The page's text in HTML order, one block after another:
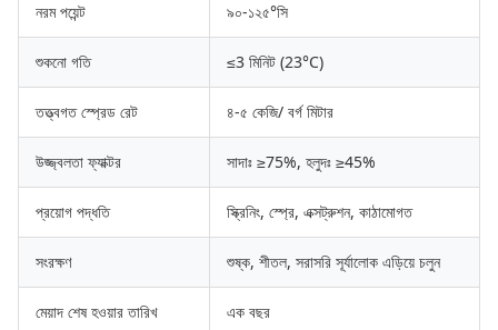
নরম পয়েন্ট ৯০-১২৫°সি
শুকনো গতি ≤3 মিনিট (23°C)
তত্ত্বগত স্প্রেড রেট ৪-৫ কেজি/ বর্গ মিটার
উজ্জ্বলতা ফ্যাক্টর সাদাঃ ≥75%, হলুদঃ ≥45%
প্রয়োগ পদ্ধতি স্ক্রিনিং, স্প্রে, এক্সট্রুশন, কাঠামোগত
সংরক্ষণ শুষ্ক, শীতল, সরাসরি সূর্যালোক এড়িয়ে চলুন
মেয়াদ শেষ হওয়ার তারিখ এক বছর